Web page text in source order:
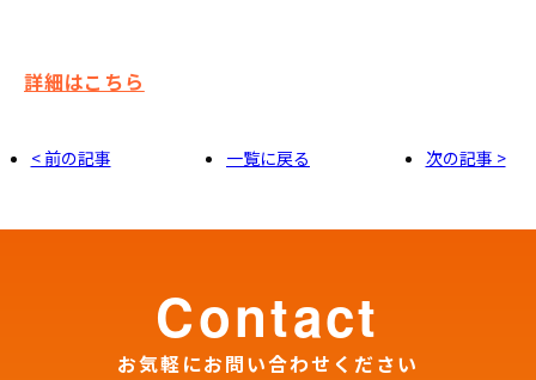
詳細はこちら
< 前の記事 一覧に戻る 次の記事 >
お気軽にお問い合わせください
contact